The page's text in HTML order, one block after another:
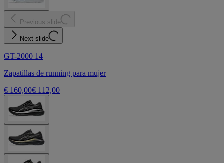
Previous slide
Next slide
GT-2000 14
Zapatillas de running para mujer
€ 160,00€ 112,00